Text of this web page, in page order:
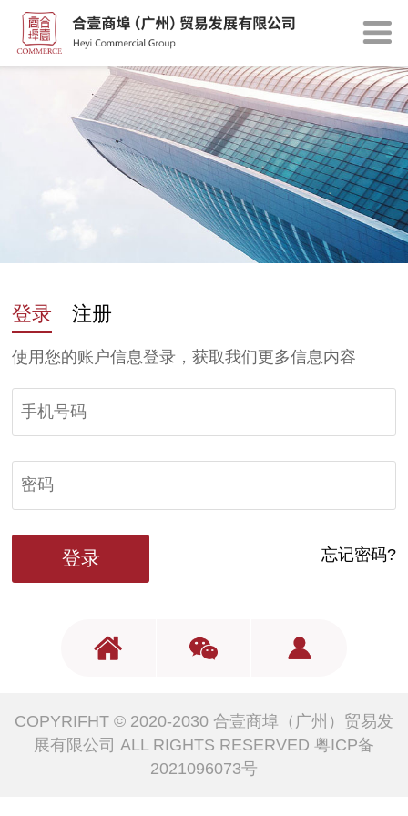
登录 注册
使用您的账户信息登录，获取我们更多信息内容
忘记密码?
COPYRIFHT © 2020-2030 合壹商埠（广州）贸易发
展有限公司 ALL RIGHTS RESERVED 粤ICP备
2021096073号